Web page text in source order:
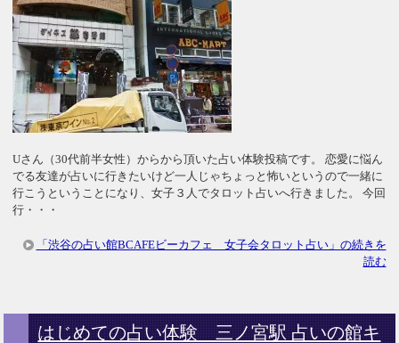
Uさん（30代前半女性）からから頂いた占い体験投稿です。 恋愛に悩ん
でる友達が占いに行きたいけど一人じゃちょっと怖いというので一緒に
行こうということになり、女子３人でタロット占いへ行きました。 今回
行・・・
「渋谷の占い館BCAFEビーカフェ 女子会タロット占い」の続きを
読む
はじめての占い体験 三ノ宮駅 占いの館キ